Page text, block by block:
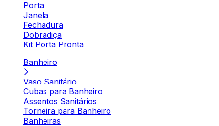
Porta
Janela
Fechadura
Dobradiça
Kit Porta Pronta
Banheiro
Vaso Sanitário
Cubas para Banheiro
Assentos Sanitários
Torneira para Banheiro
Banheiras